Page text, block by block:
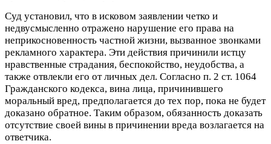
Суд установил, что в исковом заявлении четко и
недвусмысленно отражено нарушение его права на
неприкосновенность частной жизни, вызванное звонками
рекламного характера. Эти действия причинили истцу
нравственные страдания, беспокойство, неудобства, а
также отвлекли его от личных дел. Согласно п. 2 ст. 1064
Гражданского кодекса, вина лица, причинившего
моральный вред, предполагается до тех пор, пока не будет
доказано обратное. Таким образом, обязанность доказать
отсутствие своей вины в причинении вреда возлагается на
ответчика.